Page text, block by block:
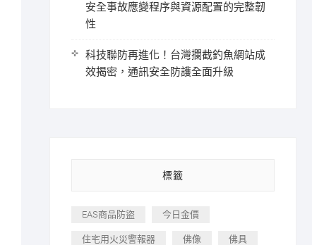
安全事故應變程序與資源配置的完整韌
性
科技聯防再進化！台灣攔截釣魚網站成
效揭密，通訊安全防護全面升級
標籤
EAS商品防盜 今日金價
住宅用火災警報器 佛像 佛具